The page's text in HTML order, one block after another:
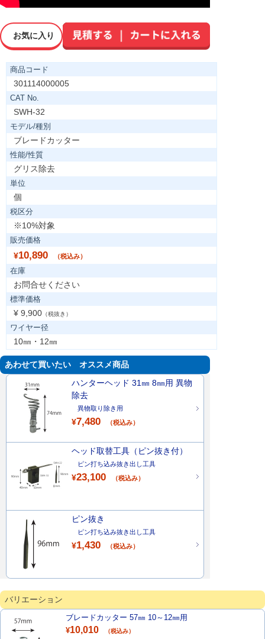
お気に入り
商品コード
301114000005
CAT No.
SWH-32
モデル/種別
ブレードカッター
性能/性質
グリス除去
単位
個
税区分
※10%対象
販売価格
¥10,890 （税込み）
在庫
お問合せください
標準価格
¥ 9,900 （税抜き）
ワイヤー径
10㎜・12㎜
あわせて買いたい オススメ商品
ハンターヘッド 31㎜ 8㎜用 異物
除去
異物取り除き用
¥7,480 （税込み）
ヘッド取替工具（ピン抜き付）
ピン打ち込み抜き出し工具
¥23,100 （税込み）
ピン抜き
ピン打ち込み抜き出し工具
¥1,430 （税込み）
バリエーション
ブレードカッター 57㎜ 10～12㎜用
¥10,010 （税込み）